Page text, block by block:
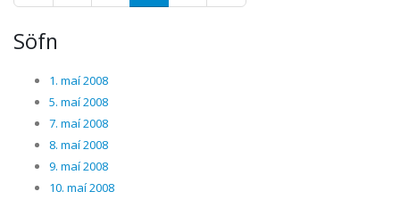
Söfn
1. maí 2008
5. maí 2008
7. maí 2008
8. maí 2008
9. maí 2008
10. maí 2008